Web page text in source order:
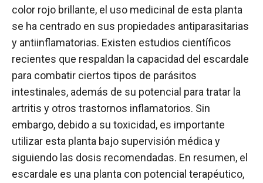
color rojo brillante, el uso medicinal de esta planta
se ha centrado en sus propiedades antiparasitarias
y antiinflamatorias. Existen estudios científicos
recientes que respaldan la capacidad del escardale
para combatir ciertos tipos de parásitos
intestinales, además de su potencial para tratar la
artritis y otros trastornos inflamatorios. Sin
embargo, debido a su toxicidad, es importante
utilizar esta planta bajo supervisión médica y
siguiendo las dosis recomendadas. En resumen, el
escardale es una planta con potencial terapéutico,